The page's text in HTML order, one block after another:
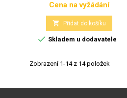
Cena
Cena na vyžádání
 Přidat do košíku
 Skladem u dodavatele
Zobrazení 1-14 z 14 položek